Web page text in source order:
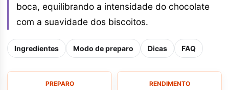
boca, equilibrando a intensidade do chocolate
com a suavidade dos biscoitos.
Ingredientes Modo de preparo Dicas FAQ
PREPARO RENDIMENTO